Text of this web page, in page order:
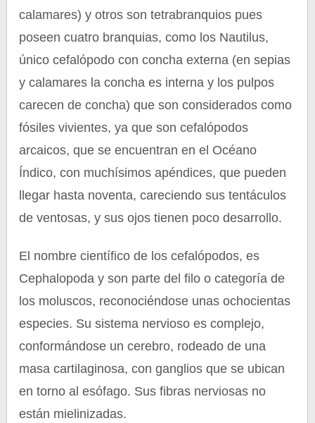
calamares) y otros son tetrabranquios pues
poseen cuatro branquias, como los Nautilus,
único cefalópodo con concha externa (en sepias
y calamares la concha es interna y los pulpos
carecen de concha) que son considerados como
fósiles vivientes, ya que son cefalópodos
arcaicos, que se encuentran en el Océano
Índico, con muchísimos apéndices, que pueden
llegar hasta noventa, careciendo sus tentáculos
de ventosas, y sus ojos tienen poco desarrollo.
El nombre científico de los cefalópodos, es
Cephalopoda y son parte del filo o categoría de
los moluscos, reconociéndose unas ochocientas
especies. Su sistema nervioso es complejo,
conformándose un cerebro, rodeado de una
masa cartilaginosa, con ganglios que se ubican
en torno al esófago. Sus fibras nerviosas no
están mielinizadas.